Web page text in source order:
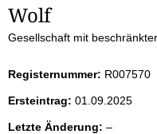
S
e
i
t
Wolf
Gesellschaft mit
Registernummer: R007570
Ersteintrag: 01.09.2025
Letzte Änderung: –l